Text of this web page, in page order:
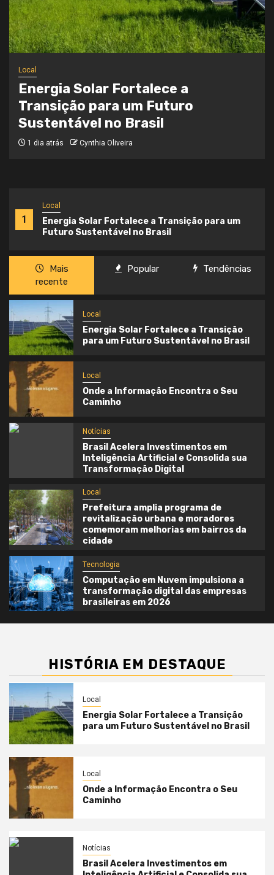
1
Local
Energia Solar Fortalece a Transição para um
Futuro Sustentável no Brasil
Local
Onde a Informação Encontra o Seu
Caminho
3 semanas atrás Cynthia Oliveira
Mais
recente
Popular Tendências
Local
Energia Solar Fortalece a Transição
para um Futuro Sustentável no Brasil
Local
Onde a Informação Encontra o Seu
Caminho
Notícias
Brasil Acelera Investimentos em
Inteligência Artificial e Consolida sua
Transformação Digital
Local
Prefeitura amplia programa de
revitalização urbana e moradores
comemoram melhorias em bairros da
cidade
Tecnologia
Computação em Nuvem impulsiona a
transformação digital das empresas
brasileiras em 2026
HISTÓRIA EM DESTAQUE
Local
Energia Solar Fortalece a Transição
para um Futuro Sustentável no Brasil
Local
Onde a Informação Encontra o Seu
Caminho
Notícias
Brasil Acelera Investimentos em